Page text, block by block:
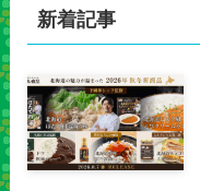
新着記事